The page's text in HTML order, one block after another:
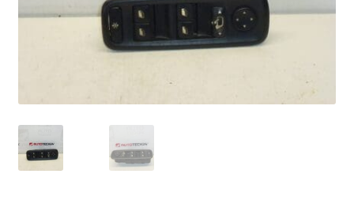
Meistä
Tarkista